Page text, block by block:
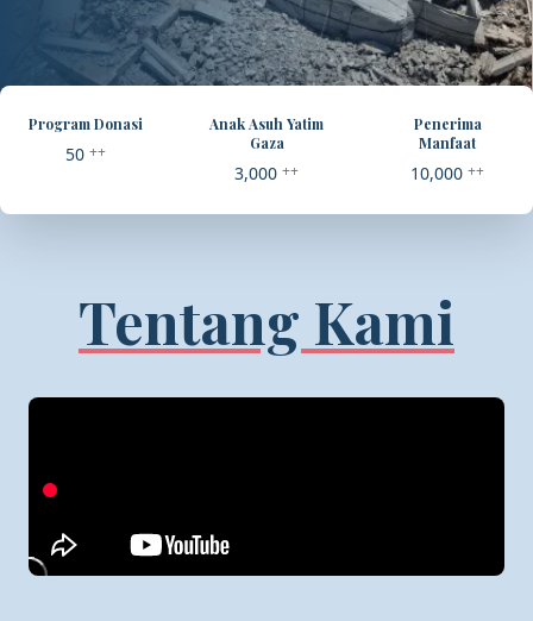
Program Donasi
50 ++
Anak Asuh Yatim
Gaza
3,000 ++
Penerima
Manfaat
10,000 ++
Tentang Kami